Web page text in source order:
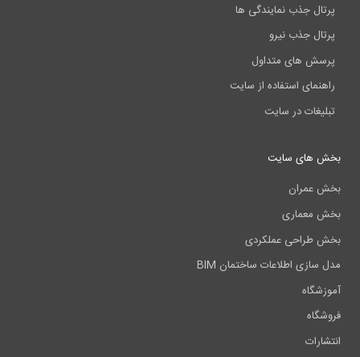
پرتال جذب نمایندگی ها
پرتال جذب نیرو
پرسش های متداول
راهنمای استفاده از سایت
تبلیغات در سایت
بخش های سایت
بخش عمران
بخش معماری
بخش طراحی عملکردی
مدل سازی اطلاعات ساختمان BIM
آموزشگاه
فروشگاه
انتشارات